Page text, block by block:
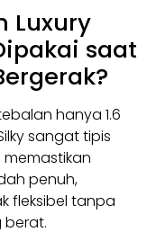
Luxury
saat
hanya 1.6
sangat tipis
memastikan
penuh,
fleksibel tanpa
berat.